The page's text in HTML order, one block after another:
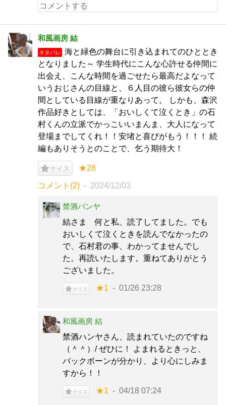
和風画房 結
ネタバレ
海と緑色の舞台に引き込まれてのひととき
となりました～ 学生時代にこんな心許せる仲間に
出会え、こんな時間を過ごせたら最高だよなって
いうおじさんの目線と、６人目の彼ら彼女らの仲
間としている目線が重なりあって。 しかも、森沢
作品好きとしては、「おいしくて泣くとき」の石
村くんの立派でかっこいいまんま、大人になって
登場までしてくれ！！安堵と喜びがもう！！！ 続
編もありそうとのことで、乞う期待大！
ナイス ★28
コメント(2) 2024/12/03
禁酒パンヤ
結さま 何と私、読了してました。でも
おいしくて泣くときを読んでなかったの
で、石村君の事、わかってませんでし
た。再読いたします。重ねてありがとう
ございました。
ナイス ★1 01/26 23:28
和風画房 結
禁酒ハンヤさん、読まれていたのですね
（＾＾）/ ぜひに！ よまれるときっと、
バックボーンが分かり、より心にしみま
すから！！
ナイス ★1 04/18 07:24